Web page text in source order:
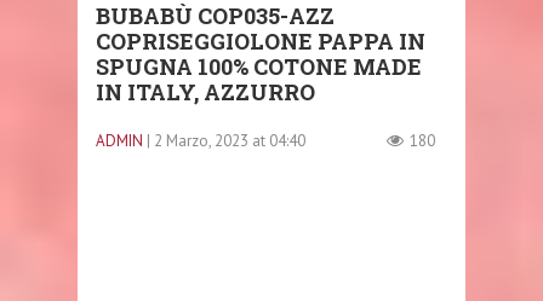
BUBABÙ COP035-AZZ
COPRISEGGIOLONE PAPPA IN
SPUGNA 100% COTONE MADE
IN ITALY, AZZURRO
ADMIN | 2 Marzo, 2023 at 04:40 180